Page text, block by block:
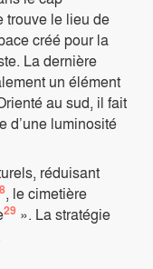
trouve le lieu de
créé pour la
La dernière
un élément
au sud, il fait
d’une luminosité
réduisant
, le cimetière
29 ». La stratégie